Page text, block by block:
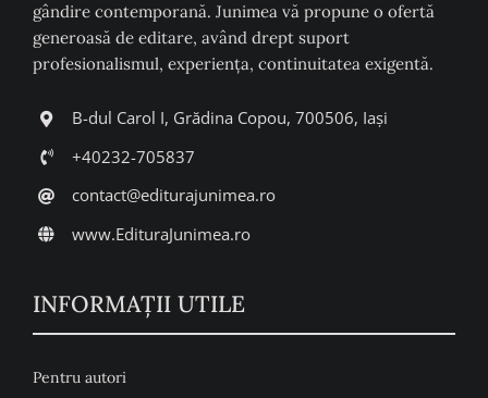
gândire contemporană. Junimea vă propune o ofertă
generoasă de editare, având drept suport
profesionalismul, experiența, continuitatea exigentă.
B-dul Carol I, Grădina Copou, 700506, Iași
+40232-705837
contact@editurajunimea.ro
www.EdituraJunimea.ro
INFORMAŢII UTILE
Pentru autori